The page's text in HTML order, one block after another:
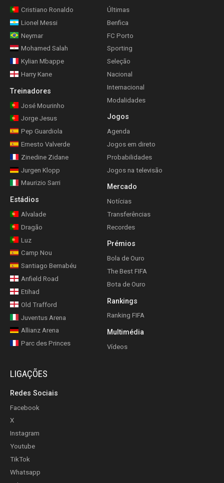
Cristiano Ronaldo
Lionel Messi
Neymar
Mohamed Salah
Kylian Mbappe
Harry Kane
Treinadores
José Mourinho
Jorge Jesus
Pep Guardiola
Ernesto Valverde
Zinedine Zidane
Jurgen Klopp
Maurizio Sarri
Estádios
Alvalade
Dragão
Luz
Camp Nou
Santiago Bernabéu
Anfield Road
Etihad
Old Trafford
Juventus Arena
Allianz Arena
Parc des Princes
Últimas
Benfica
FC Porto
Sporting
Seleção
Nacional
Internacional
Modalidades
Jogos
Agenda
Jogos em direto
Probabilidades
Jogos na televisão
Mercado
Notícias
Transferências
Recordes
Prémios
Bola de Ouro
The Best FIFA
Bota de Ouro
Rankings
Ranking FIFA
Multimédia
Vídeos
LIGAÇÕES
Redes Sociais
Facebook
X
Instagram
Youtube
TikTok
Whatsapp